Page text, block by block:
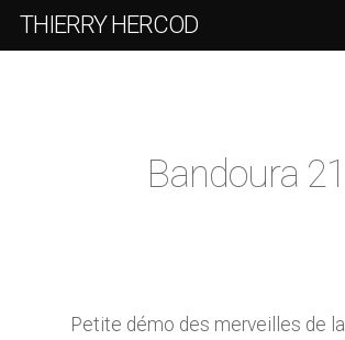
THIERRY HERCOD
Bandoura 21
Petite démo des merveilles de la